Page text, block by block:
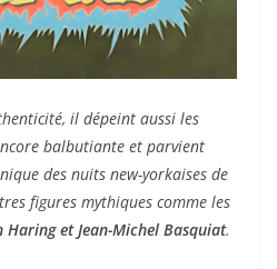
il dépeint aussi les
balbutiante et parvient
des nuits new-yorkaises de
figures mythiques comme les
Haring et Jean-Michel Basquiat.